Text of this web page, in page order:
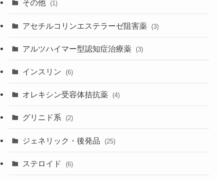
その他 (1)
アセチルコリンエステラーゼ阻害薬 (3)
アルツハイマー型認知症治療薬 (3)
インスリン (6)
オレキシン受容体拮抗薬 (4)
グリニド系 (2)
ジェネリック・後発品 (25)
ステロイド (6)